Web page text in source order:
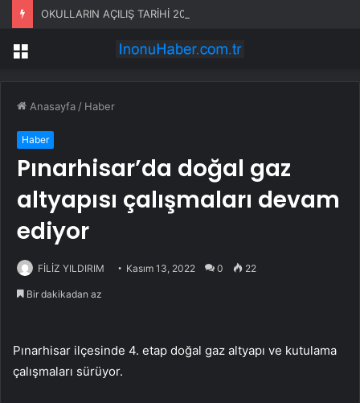
Menü
Anasayfa / Haber
Haber
Pınarhisar’da doğal gaz
altyapısı çalışmaları devam
ediyor
FİLİZ YILDIRIM Kasım 13, 2022 0 22
Bir dakikadan az
Pınarhisar ilçesinde 4. etap doğal gaz altyapı ve kutulama
çalışmaları sürüyor.